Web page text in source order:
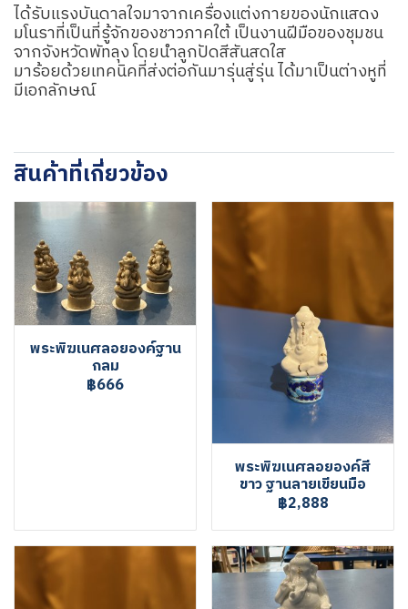
ได้รับแรงบันดาลใจมาจากเครื่องแต่งกายของนักแสดง
มโนราที่เป็นที่รู้จักของชาวภาคใต้ เป็นงานฝีมือของชุมชน
จากจังหวัดพัทลุง โดยนำลูกปัดสีสันสดใส
มาร้อยด้วยเทคนิคที่ส่งต่อกันมารุ่นสู่รุ่น ได้มาเป็นต่างหูที่
มีเอกลักษณ์
สินค้าที่เกี่ยวข้อง
พระพิฆเนศลอยองค์ฐาน
กลม
฿666
พระพิฆเนศลอยองค์สี
ขาว ฐานลายเขียนมือ
฿2,888